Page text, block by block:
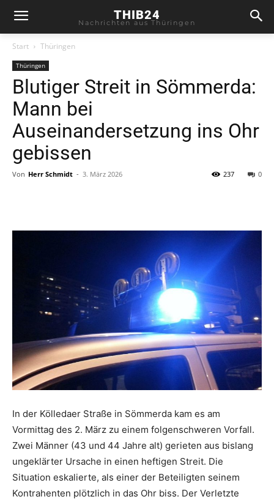
THIB24
Nachrichten aus Thüringen
Start Thüringen
Thüringen
Blutiger Streit in Sömmerda:
Mann bei
Auseinandersetzung ins Ohr
gebissen
Von Herr Schmidt - 3. März 2026 0
237
In der Kölledaer Straße in Sömmerda kam es am
Vormittag des 2. März zu einem folgenschweren Vorfall.
Zwei Männer (43 und 44 Jahre alt) gerieten aus bislang
ungeklärter Ursache in einen heftigen Streit. Die
Situation eskalierte, als einer der Beteiligten seinem
Kontrahenten plötzlich in das Ohr biss. Der Verletzte